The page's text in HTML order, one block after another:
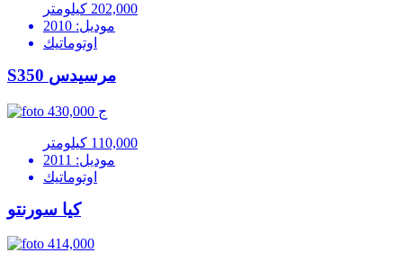
202,000 كيلومتر
موديل: 2010
اوتوماتيك
S350 مرسيدس
430,000 ج
110,000 كيلومتر
موديل: 2011
اوتوماتيك
كيا سورنتو
414,000